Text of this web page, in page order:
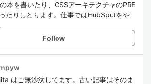
本を書いたり、CSSアーキテクチャのPRE
たりしとります。仕事ではHubSpotをや
Follow
mpyw
はご無沙汰してます。古い記事はそのま